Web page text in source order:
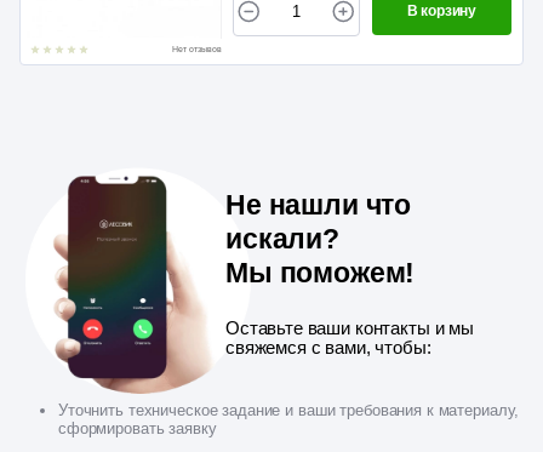
Нет отзывов
В корзину
Не нашли что
искали?
Мы поможем!
Оставьте ваши контакты и мы
свяжемся с вами, чтобы:
Уточнить техническое задание и ваши требования к материалу,
сформировать заявку